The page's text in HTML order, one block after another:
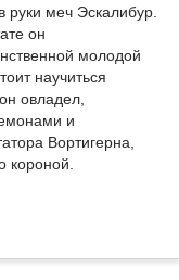
меч Эскалибур.
он
молодой
научиться
овладел,
и
Вортигерна,
короной.